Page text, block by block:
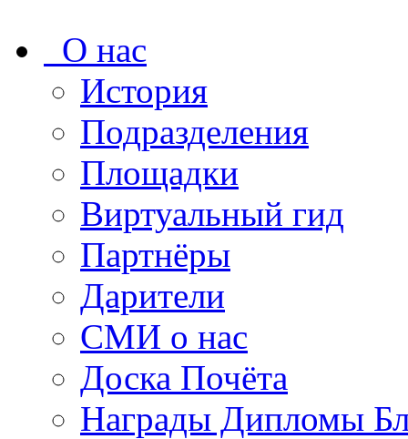
О нас
История
Подразделения
Площадки
Виртуальный гид
Партнёры
Дарители
СМИ о нас
Доска Почёта
Награды Дипломы